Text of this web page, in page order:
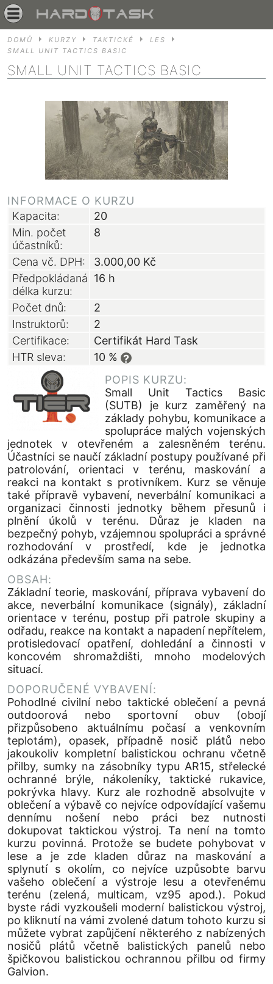
DOMŮ KURZY TAKTICKÉ
LES
SMALL UNIT TACTICS BASIC
SMALL UNIT TACTICS BASIC
INFORMACE O KURZU
Kapacita:
20
Min. počet
účastníků:
8
Cena vč. DPH: 3.000,00 Kč
Předpokládaná
délka kurzu:
16 h
Počet dnů:
2
Instruktorů:
2
Certifikace:
Certifikát Hard Task
HTR sleva:
10 % ?
POPIS KURZU:
Small Unit Tactics Basic
(SUTB) je kurz zaměřený na
základy pohybu, komunikace a
spolupráce malých vojenských
jednotek v otevřeném a zalesněném terénu.
Účastníci se naučí základní postupy používané při
patrolování, orientaci v terénu, maskování a
reakci na kontakt s protivníkem. Kurz se věnuje
také přípravě vybavení, neverbální komunikaci a
organizaci činnosti jednotky během přesunů i
plnění úkolů v terénu. Důraz je kladen na
bezpečný pohyb, vzájemnou spolupráci a správné
rozhodování v prostředí, kde je jednotka
odkázána především sama na sebe.
OBSAH:
Základní teorie, maskování, příprava vybavení do
akce, neverbální komunikace (signály), základní
orientace v terénu, postup při patrole skupiny a
odřadu, reakce na kontakt a napadení nepřítelem,
protisledovací opatření, dohledání a činnosti v
koncovém shromaždišti, mnoho modelových
situací.
DOPORUČENÉ VYBAVENÍ:
Pohodlné civilní nebo taktické oblečení a pevná
outdoorová nebo sportovní obuv (obojí
přizpůsobeno aktuálnímu počasí a venkovním
teplotám), opasek, případně nosič plátů nebo
jakoukoliv kompletní balistickou ochranu včetně
přilby, sumky na zásobníky typu AR15, střelecké
ochranné brýle, nákoleníky, taktické rukavice,
pokrývka hlavy. Kurz ale rozhodně absolvujte v
oblečení a výbavě co nejvíce odpovídající vašemu
dennímu nošení nebo práci bez nutnosti
dokupovat taktickou výstroj. Ta není na tomto
kurzu povinná. Protože se budete pohybovat v
lese a je zde kladen důraz na maskování a
splynutí s okolím, co nejvíce uzpůsobte barvu
vašeho oblečení a výstroje lesu a otevřenému
terénu (zelená, multicam, vz95 apod.). Pokud
byste rádi vyzkoušeli moderní balistickou výstroj,
po kliknutí na vámi zvolené datum tohoto kurzu si
můžete vybrat zapůjčení některého z nabízených
nosičů plátů včetně balistických panelů nebo
špičkovou balistickou ochrannou přilbu od firmy
Galvion.